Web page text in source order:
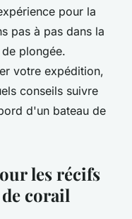
:
?
pour la
pas à pas dans la
plongée.
votre expédition,
conseils suivre
d'un bateau de
les récifs
corail